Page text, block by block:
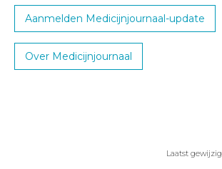
Aanmelden Medicijnjournaal-update
Over Medicijnjournaal
Laatst